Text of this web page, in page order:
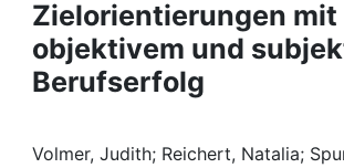
People
Institutions
Awards
Zielorientierungen mit
objektivem und
Berufserfolg
Volmer, Judith; Reichert, Natalia;